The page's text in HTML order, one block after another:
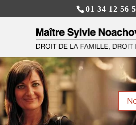
01 34 12 56